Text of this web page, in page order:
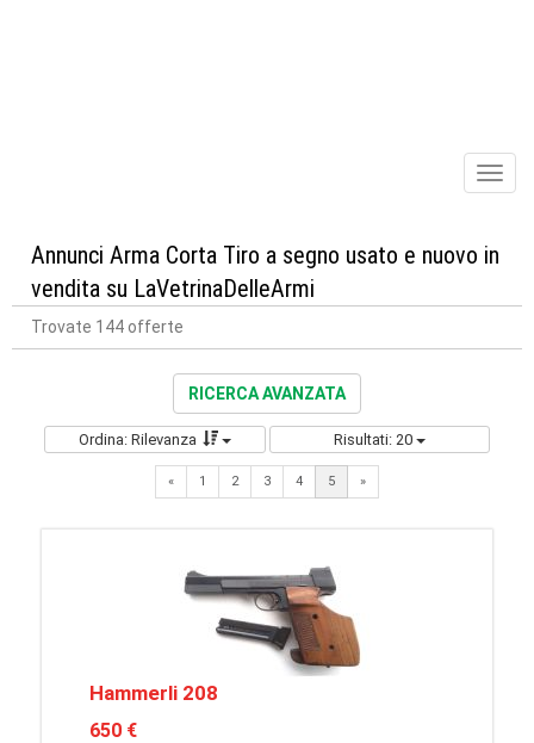
Annunci Arma Corta Tiro a segno usato e nuovo in
vendita su LaVetrinaDelleArmi
Trovate 144 offerte
RICERCA AVANZATA
Ordina: Rilevanza Risultati: 20
«Previous
1 2 3 4 5 »Next
Hammerli 208
650 €